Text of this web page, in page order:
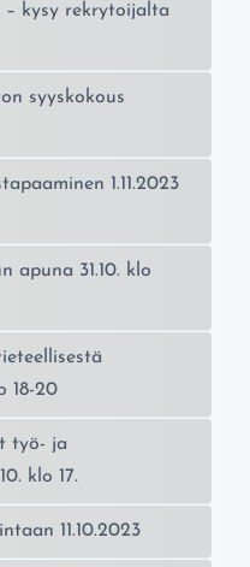
– kysy rekrytoijalta
syyskokous
1.11.2023
apuna 31.10. klo
18-20
työ- ja
klo 17.
11.10.2023